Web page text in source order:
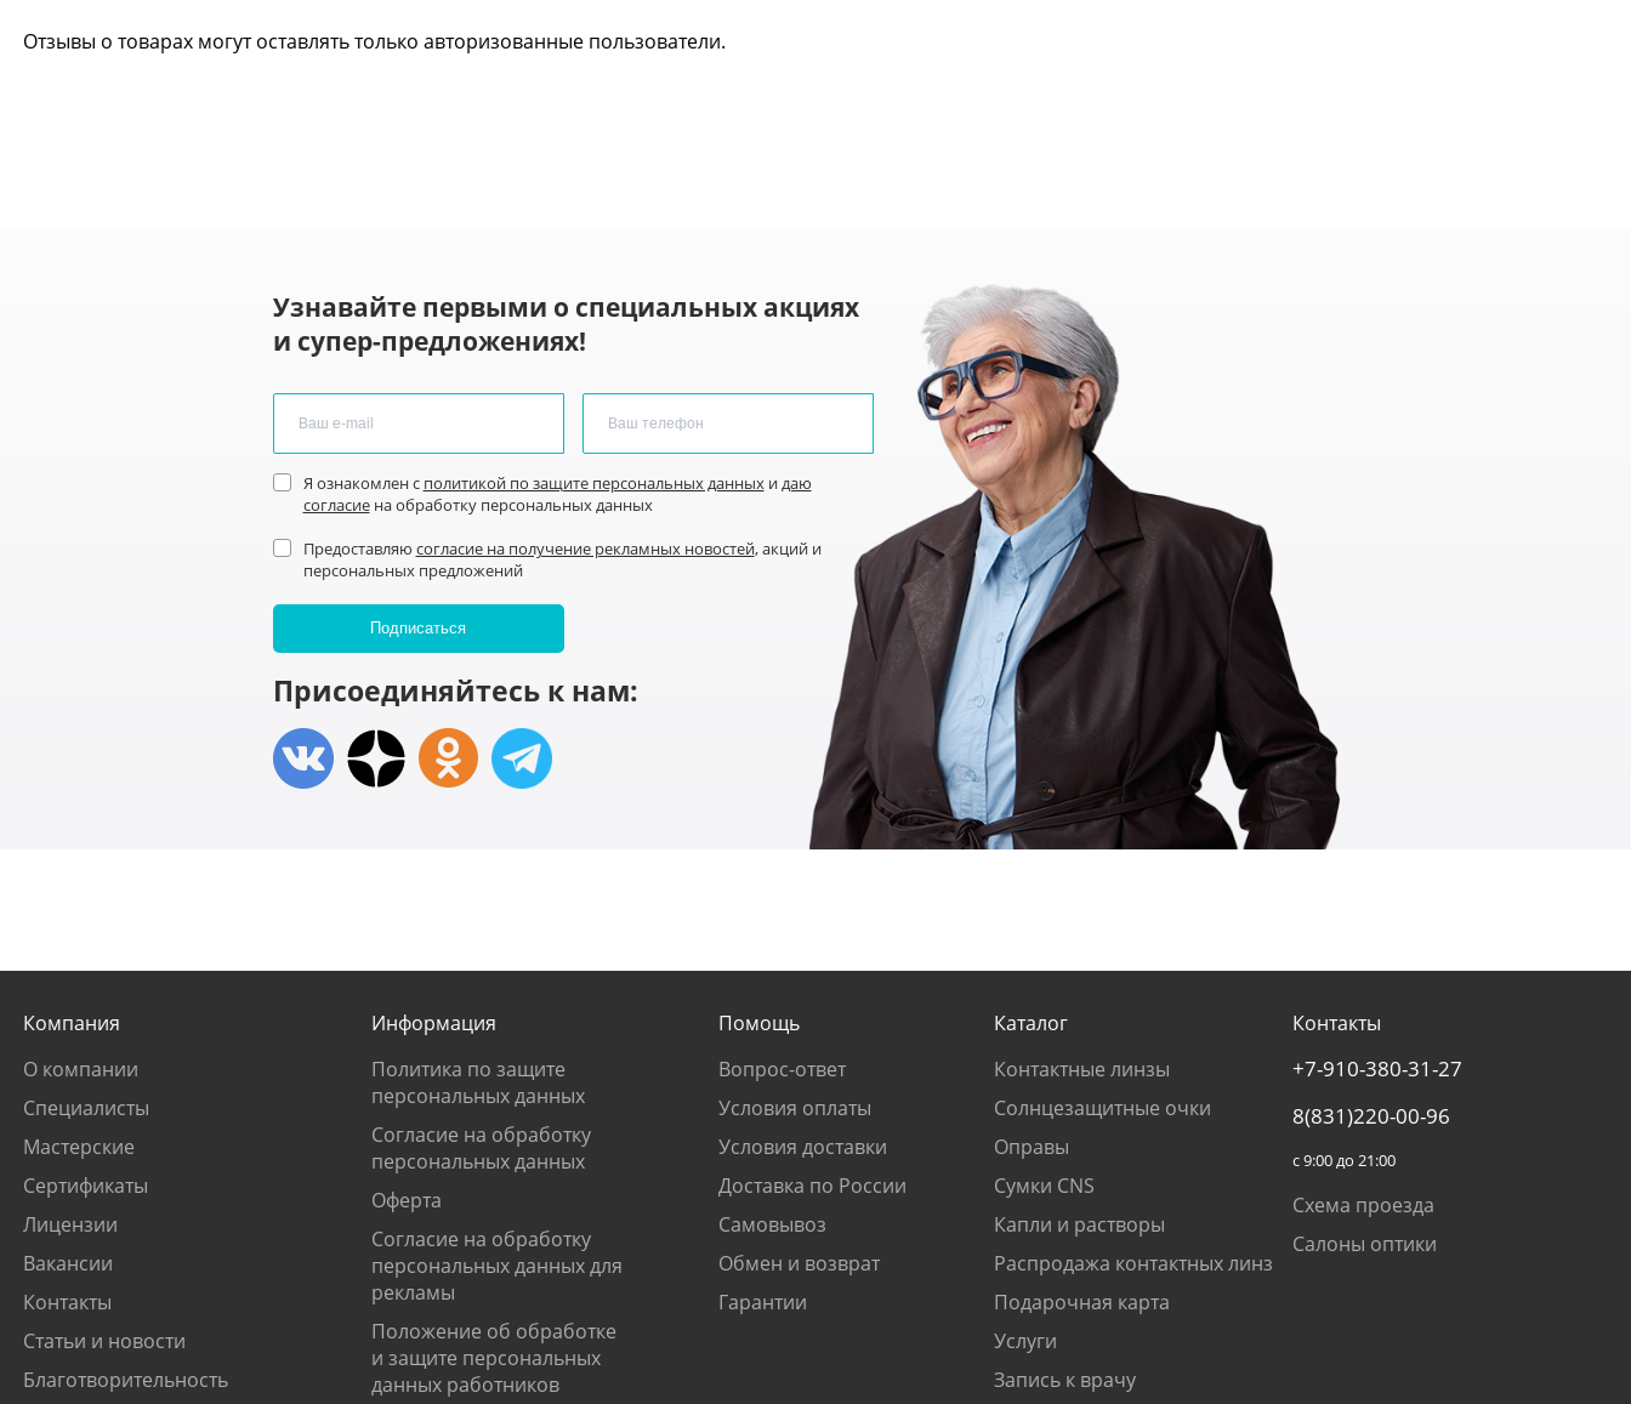
Отзывы о товарах могут оставлять только авторизованные пользователи.
Узнавайте первыми о специальных акциях
и супер-предложениях!
Я ознакомлен с политикой по защите персональных данныхидаю
согласиена обработку персональных данных
Предоставляю согласие на получение рекламных новостей, акций и
персональных предложений
Присоединяйтесь к нам:
Компания
О компании
Специалисты
Мастерские
Сертификаты
Лицензии
Вакансии
Контакты
Статьи и новости
Благотворительность
Информация
Политика по защите
персональных данных
Согласие на обработку
персональных данных
Оферта
Согласие на обработку
персональных данных для
рекламы
Положение об обработке
и защите персональных
данных работников
Помощь
Вопрос-ответ
Условия оплаты
Условия доставки
Доставка по России
Самовывоз
Обмен и возврат
Гарантии
Каталог
Контактные линзы
Солнцезащитные очки
Оправы
Сумки CNS
Капли и растворы
Распродажа контактных линз
Подарочная карта
Услуги
Запись к врачу
Контакты
+7-910-380-31-27
8(831)220-00-96
с 9:00 до 21:00
Схема проезда
Салоны оптики